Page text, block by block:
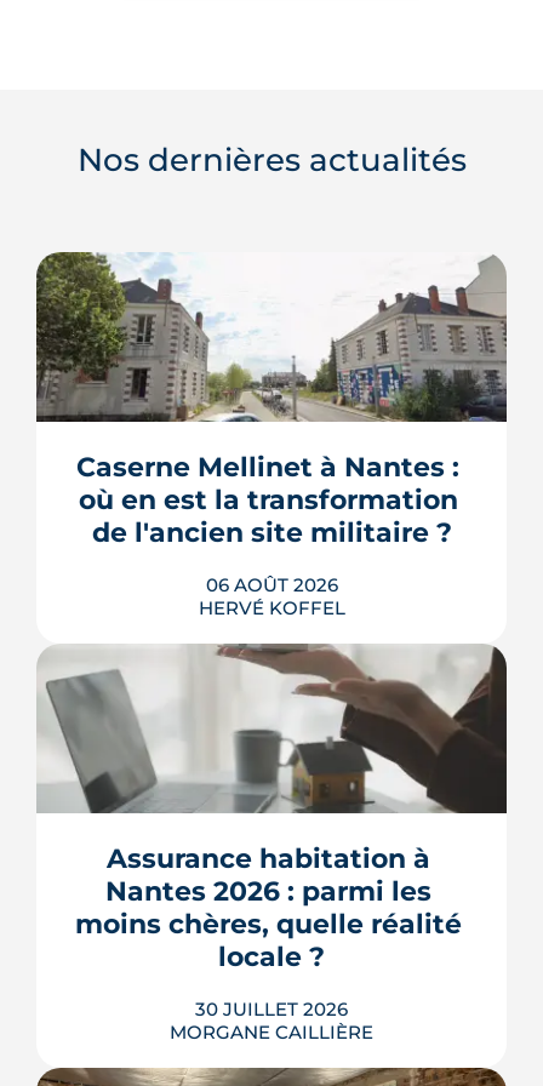
Nos dernières actualités
Caserne Mellinet à Nantes :
où en est la transformation
de l'ancien site militaire ?
06 AOÛT 2026
HERVÉ KOFFEL
L'ancienne caserne Mellinet devient un
quartier habité de treize hectares et
demi. Livraisons de logements, friche
où en est le chantier, hameau par
hameau.
LIRE L'ARTICLE
Assurance habitation à
Nantes 2026 : parmi les
moins chères, quelle réalité
locale ?
30 JUILLET 2026
MORGANE CAILLIÈRE